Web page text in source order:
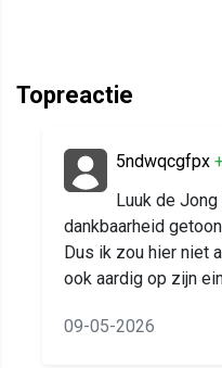
Topreactie
5ndwqcgfpx
Luuk de
dankbaarheid
Dus ik zou hier niet
ook aardig op zijn
09-05-2026